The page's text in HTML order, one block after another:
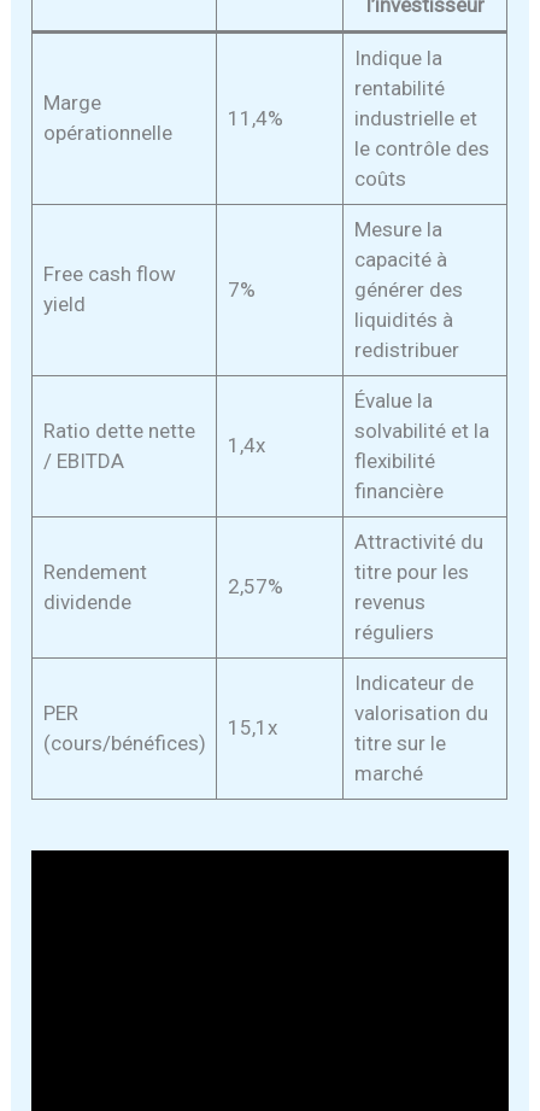
Marge
opérationnelle
11,4%
Indique la
rentabilité
industrielle et
le contrôle des
coûts
Free cash flow
yield
7%
Mesure la
capacité à
générer des
liquidités à
redistribuer
Ratio dette nette
/ EBITDA
1,4x
Évalue la
solvabilité et la
flexibilité
financière
Rendement
dividende
2,57%
Attractivité du
titre pour les
revenus
réguliers
PER
(cours/bénéfices)
15,1x
Indicateur de
valorisation du
titre sur le
marché